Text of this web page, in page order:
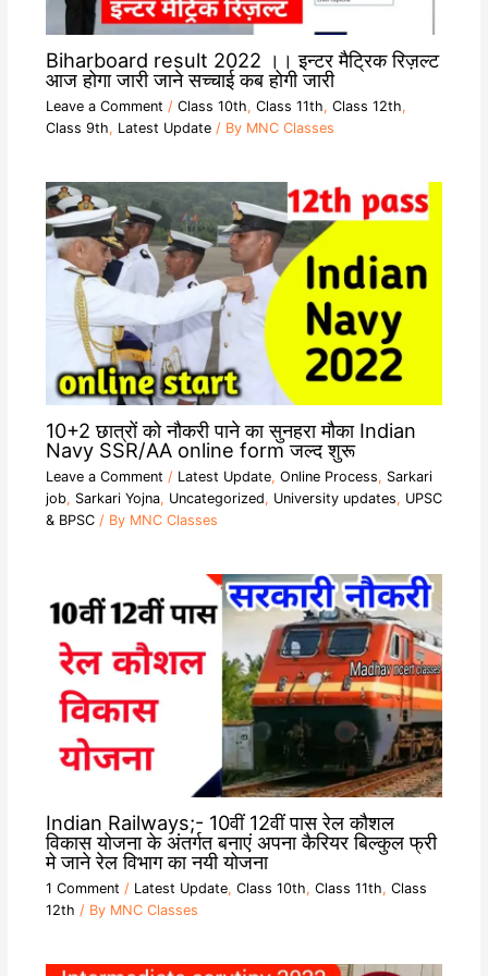
Biharboard result 2022 ।। इन्टर मैट्रिक रिज़ल्ट
आज होगा जारी जाने सच्चाई कब होगी जारी
Leave a Comment / Class 10th, Class 11th, Class 12th,
Class 9th, Latest Update/ By MNC Classes
10+2 छात्रों को नौकरी पाने का सुनहरा मौका Indian
Navy SSR/AA online form जल्द शुरू
Leave a Comment / Latest Update, Online Process, Sarkari
job, Sarkari Yojna, Uncategorized, University updates, UPSC
& BPSC/ By MNC Classes
Indian Railways;- 10वीं 12वीं पास रेल कौशल
विकास योजना के अंतर्गत बनाएं अपना कैरियर बिल्कुल फ्री
मे जाने रेल विभाग का नयी योजना
1 Comment / Latest Update, Class 10th, Class 11th, Class
12th / By MNC Classes